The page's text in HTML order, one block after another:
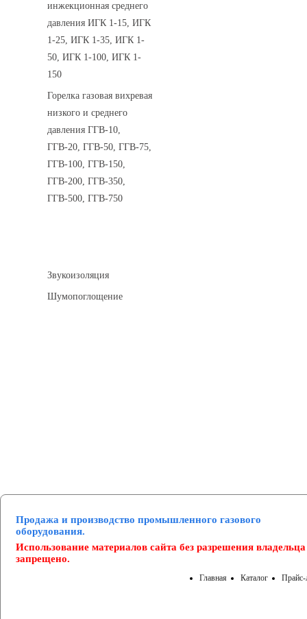
инжекционная среднего
давления ИГК 1-15, ИГК
1-25, ИГК 1-35, ИГК 1-
50, ИГК 1-100, ИГК 1-
150
Горелка газовая вихревая
низкого и среднего
давления ГГВ-10,
ГГВ-20, ГГВ-50, ГГВ-75,
ГГВ-100, ГГВ-150,
ГГВ-200, ГГВ-350,
ГГВ-500, ГГВ-750
Звукоизоляция
Шумопоглощение
Продажа и производство промышленного газового
оборудования.
Использование материалов сайта без разрешения владельца
запрещено.
Главная Каталог Прайс-